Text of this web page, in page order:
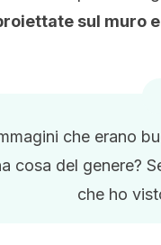
sul muro
che erano
cosa del genere?
che ho